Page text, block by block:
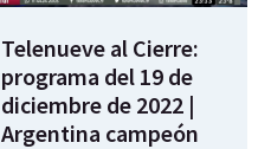
Telenueve al Cierre:
programa del 19 de
diciembre de 2022 |
Argentina campeón